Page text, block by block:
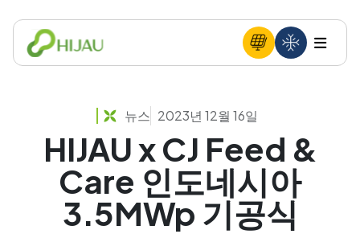
뉴스 2023년 12월 16일
HIJAU x CJ Feed &
Care 인도네시아
3.5MWp 기공식